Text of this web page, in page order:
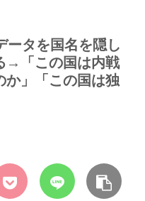
ータを国名を隠し
→「この国は内戦
か」「この国は独